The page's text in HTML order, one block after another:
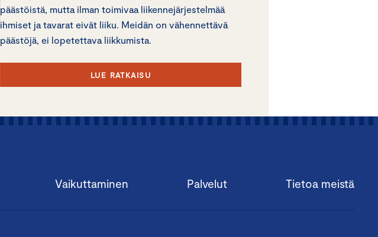
päästöistä, mutta ilman toimivaa liikennejärjestelmää
ihmiset ja tavarat eivät liiku. Meidän on vähennettävä
päästöjä, ei lopetettava liikkumista.
LUE RATKAISU
Vaikuttaminen Palvelut Tietoa meistä